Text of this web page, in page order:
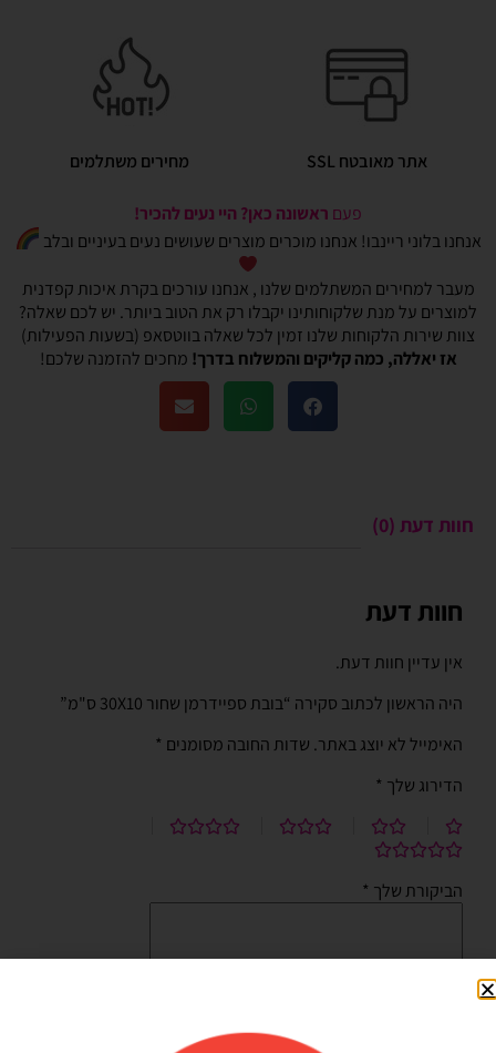
אתר מאובטח SSL מחירים משתלמים
פעם ראשונה כאן? היי נעים להכיר!
אנחנו בלוני ריינבו! אנחנו מוכרים מוצרים שעושים נעים בעיניים ובלב
מעבר למחירים המשתלמים שלנו , אנחנו עורכים בקרת איכות קפדנית
למוצרים על מנת שלקוחותינו יקבלו רק את הטוב ביותר. יש לכם שאלה?
צוות שירות הלקוחות שלנו זמין לכל שאלה בווטסאפ (בשעות הפעילות)
אז יאללה, כמה קליקים והמשלוח בדרך! מחכים להזמנה שלכם!
חוות דעת (0)
חוות דעת
אין עדיין חוות דעת.
היה הראשון לכתוב סקירה “בובת ספיידרמן שחור 30X10 ס"מ”
האימייל לא יוצג באתר. שדות החובה מסומנים *
הדירוג שלך *
הביקורת שלך *